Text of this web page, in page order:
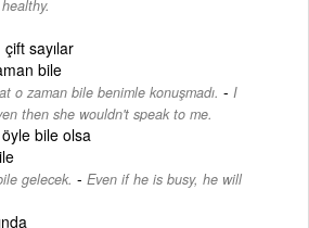
çift sayılar
bile
o zaman bile benimle konuşmadı. - I
then she wouldn't speak to me.
öyle bile olsa
gelecek. - Even if he is busy, he will